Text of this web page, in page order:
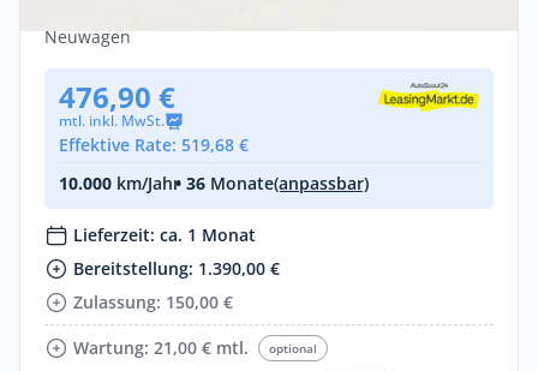
Neuwagen
476,90 €
mtl. inkl. MwSt.
Effektive Rate: 519,68 €
10.000 km/Jahr• 36 Monate(anpassbar)
Lieferzeit: ca. 1 Monat
Bereitstellung: 1.390,00 €
Zulassung: 150,00 €
Wartung: 21,00 € mtl.
optional